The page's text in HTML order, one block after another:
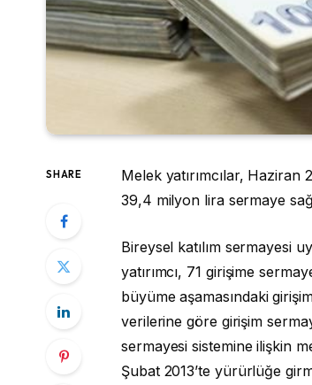
SHARE
Melek yatırımcılar, Haziran
39,4 milyon lira sermaye
Bireysel katılım sermayesi
yatırımcı, 71 girişime
büyüme aşamasındaki
verilerine göre girişim
sermayesi sistemine ilişkin
Şubat 2013’te yürürlüğe